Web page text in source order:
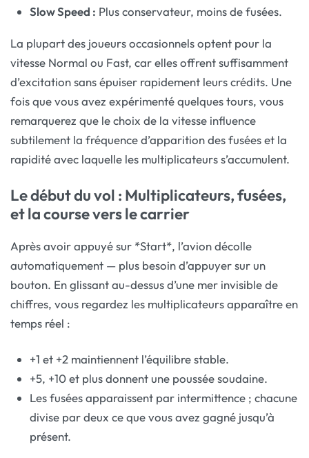
Slow Speed : Plus conservateur, moins de fusées.
La plupart des joueurs occasionnels optent pour la
vitesse Normal ou Fast, car elles offrent suffisamment
d’excitation sans épuiser rapidement leurs crédits. Une
fois que vous avez expérimenté quelques tours, vous
remarquerez que le choix de la vitesse influence
subtilement la fréquence d’apparition des fusées et la
rapidité avec laquelle les multiplicateurs s’accumulent.
Le début du vol : Multiplicateurs, fusées,
et la course vers le carrier
Après avoir appuyé sur *Start*, l’avion décolle
automatiquement — plus besoin d’appuyer sur un
bouton. En glissant au-dessus d’une mer invisible de
chiffres, vous regardez les multiplicateurs apparaître en
temps réel :
+1 et +2 maintiennent l’équilibre stable.
+5, +10 et plus donnent une poussée soudaine.
Les fusées apparaissent par intermittence ; chacune
divise par deux ce que vous avez gagné jusqu’à
présent.